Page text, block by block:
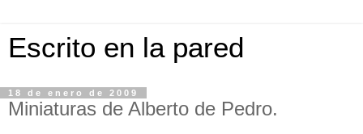
Escrito en la pared
18 de enero de 2009
Miniaturas de Alberto de Pedro.